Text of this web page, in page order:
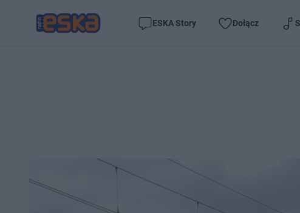
ESKA Story Dołącz